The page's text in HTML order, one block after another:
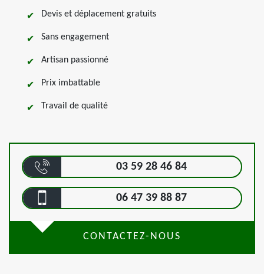
Devis et déplacement gratuits
Sans engagement
Artisan passionné
Prix imbattable
Travail de qualité
03 59 28 46 84
06 47 39 88 87
CONTACTEZ-NOUS